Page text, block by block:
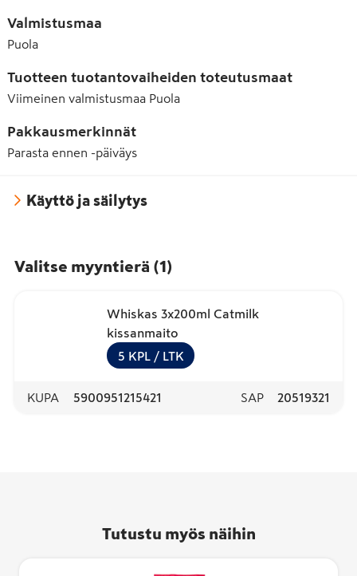
Valmistusmaa
Puola
Tuotteen tuotantovaiheiden toteutusmaat
Viimeinen valmistusmaa Puola
Pakkausmerkinnät
Parasta ennen -päiväys
Käyttö ja säilytys
Valitse myyntierä (1 )
Whiskas 3x200ml Catmilk
kissanmaito
5 KPL / LTK
KUPA 5900951215421 SAP 20519321
Tutustu myös näihin